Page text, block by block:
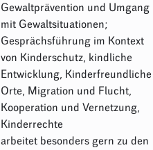
Gewaltprävention und Umgang
mit Gewaltsituationen;
Gesprächsführung im Kontext
von Kinderschutz, kindliche
Entwicklung, Kinderfreundliche
Orte, Migration und Flucht,
Kooperation und Vernetzung,
Kinderrechte
arbeitet besonders gern zu den